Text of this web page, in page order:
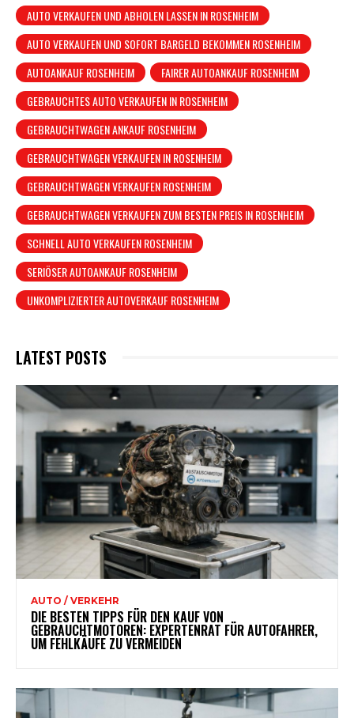
AUTO VERKAUFEN UND ABHOLEN LASSEN IN ROSENHEIM
AUTO VERKAUFEN UND SOFORT BARGELD BEKOMMEN ROSENHEIM
AUTOANKAUF ROSENHEIM
FAIRER AUTOANKAUF ROSENHEIM
GEBRAUCHTES AUTO VERKAUFEN IN ROSENHEIM
GEBRAUCHTWAGEN ANKAUF ROSENHEIM
GEBRAUCHTWAGEN VERKAUFEN IN ROSENHEIM
GEBRAUCHTWAGEN VERKAUFEN ROSENHEIM
GEBRAUCHTWAGEN VERKAUFEN ZUM BESTEN PREIS IN ROSENHEIM
SCHNELL AUTO VERKAUFEN ROSENHEIM
SERIÖSER AUTOANKAUF ROSENHEIM
UNKOMPLIZIERTER AUTOVERKAUF ROSENHEIM
LATEST POSTS
AUTO / VERKEHR
DIE BESTEN TIPPS FÜR DEN KAUF VON
GEBRAUCHTMOTOREN: EXPERTENRAT FÜR AUTOFAHRER,
UM FEHLKÄUFE ZU VERMEIDEN